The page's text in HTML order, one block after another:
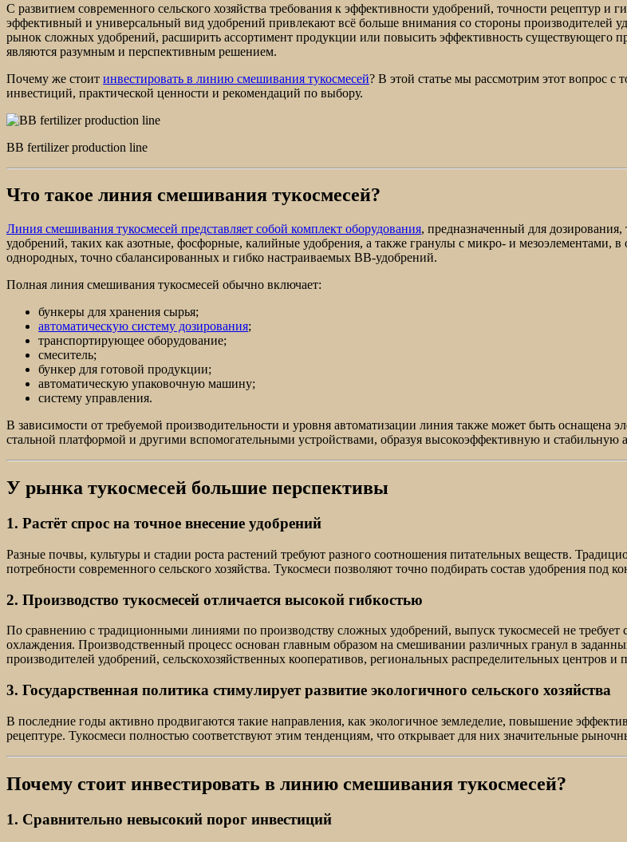
С развитием современного сельского хозяйства требования к эффективности удобрений, точности рецептур и
эффективный и универсальный вид удобрений привлекают всё больше внимания со стороны производителей
рынок сложных удобрений, расширить ассортимент продукции или повысить эффективность существующего
являются разумным и перспективным решением.
Почему же стоит инвестировать в линию смешивания тукосмесей? В этой статье мы рассмотрим этот вопрос с
инвестиций, практической ценности и рекомендаций по выбору.
BB fertilizer production line
Что такое линия смешивания тукосмесей?
Линия смешивания тукосмесей представляет собой комплект оборудования, предназначенный для
удобрений, таких как азотные, фосфорные, калийные удобрения, а также гранулы с микро- и
однородных, точно сбалансированных и гибко настраиваемых BB-удобрений.
Полная линия смешивания тукосмесей обычно включает:
бункеры для хранения сырья;
автоматическую систему дозирования;
транспортирующее оборудование;
смеситель;
бункер для готовой продукции;
автоматическую упаковочную машину;
систему управления.
В зависимости от требуемой производительности и уровня автоматизации линия также может быть
стальной платформой и другими вспомогательными устройствами, образуя высокоэффективную и стабильную
У рынка тукосмесей большие перспективы
1. Растёт спрос на точное внесение удобрений
Разные почвы, культуры и стадии роста растений требуют разного соотношения питательных веществ.
потребности современного сельского хозяйства. Тукосмеси позволяют точно подбирать состав удобрения под
2. Производство тукосмесей отличается высокой гибкостью
По сравнению с традиционными линиями по производству сложных удобрений, выпуск тукосмесей не
охлаждения. Производственный процесс основан главным образом на смешивании различных гранул в
производителей удобрений, сельскохозяйственных кооперативов, региональных распределительных центров
3. Государственная политика стимулирует развитие экологичного сельского хозяйства
В последние годы активно продвигаются такие направления, как экологичное земледелие, повышение
рецептуре. Тукосмеси полностью соответствуют этим тенденциям, что открывает для них значительные
Почему стоит инвестировать в линию смешивания тукосмесей?
1. Сравнительно невысокий порог инвестиций